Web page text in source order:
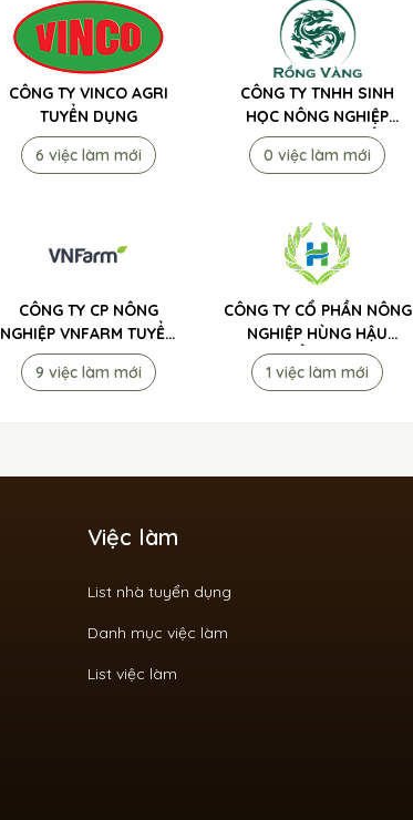
CÔNG TY VINCO AGRI
TUYỂN DỤNG
6 việc làm mới
CÔNG TY TNHH SINH
HỌC NÔNG NGHIỆP
RỒNG VÀNG TUYỂN
DỤNG
0 việc làm mới
CÔNG TY CP NÔNG
NGHIỆP VNFARM TUYỂN
DỤNG
9 việc làm mới
CÔNG TY CỔ PHẦN NÔNG
NGHIỆP HÙNG HẬU
TUYỂN DỤNG
1 việc làm mới
Việc làm
List nhà tuyển dụng
Danh mục việc làm
List việc làm